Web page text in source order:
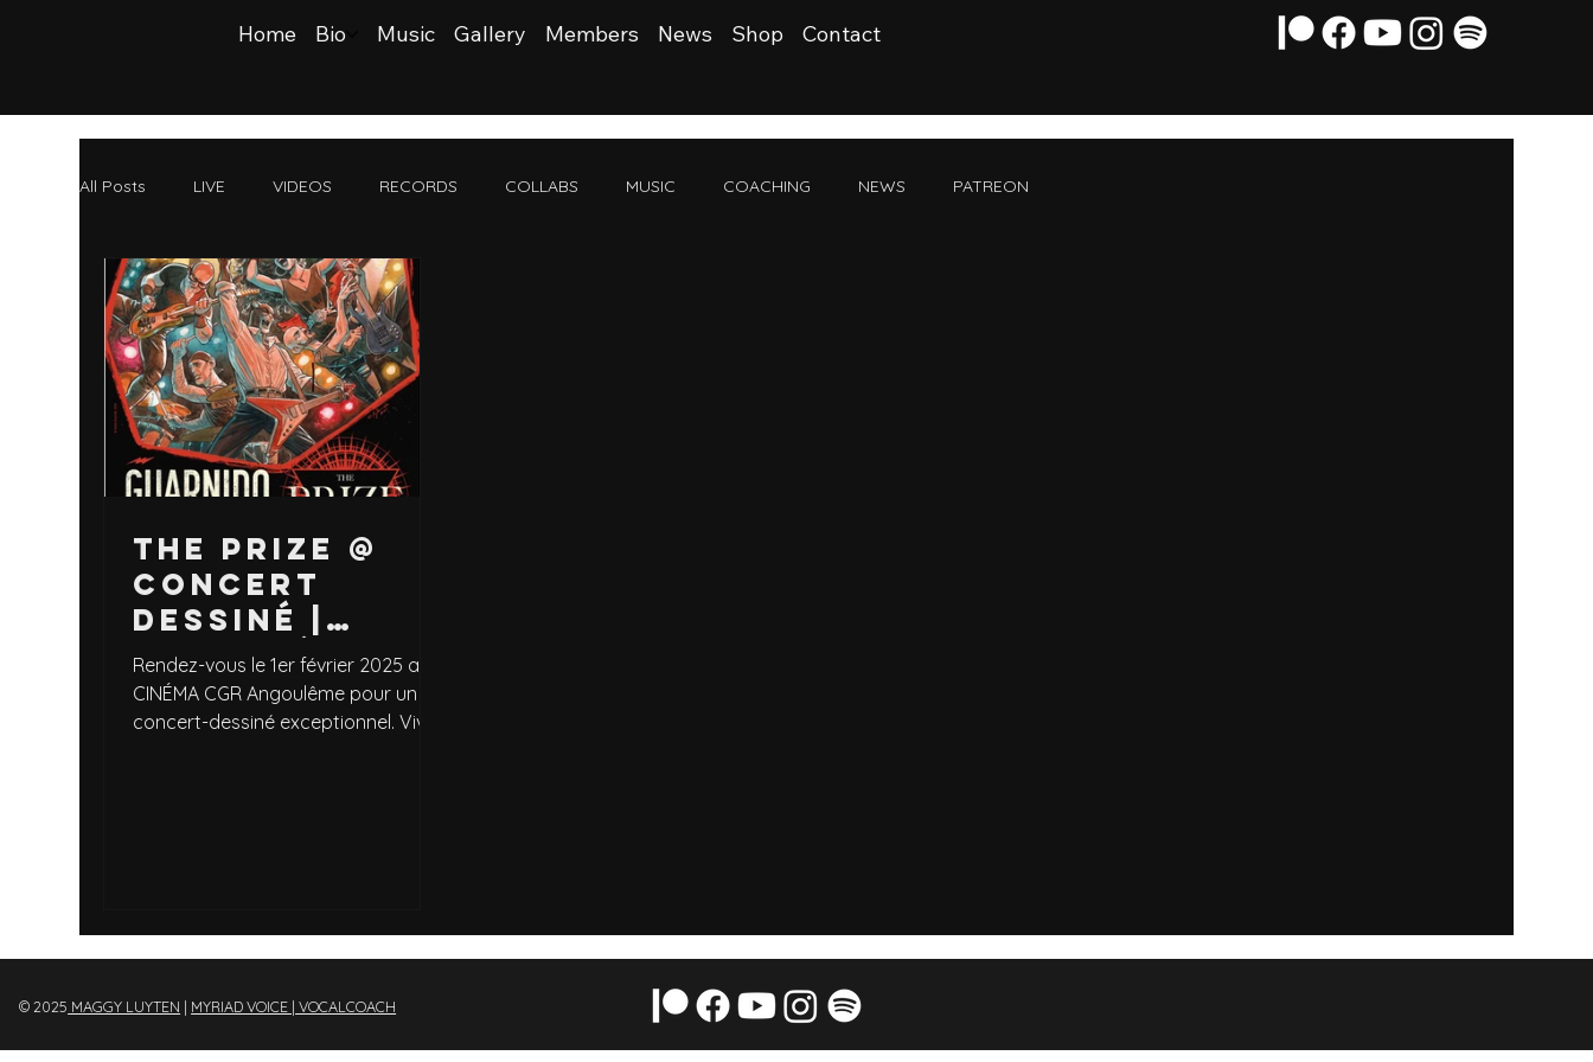
Home Bio Music Gallery Members News Shop Contact
All Posts LIVE VIDEOS RECORDS COLLABS MUSIC COACHING NEWS PATREON
THE PRIZE @
Concert
Dessiné |
Angoulême
(FR)
Rendez-vous le 1er février 2025 au
CINÉMA CGR Angoulême pour un
concert-dessiné exceptionnel. Vivez
© 2025 MAGGY LUYTEN | MYRIAD VOICE | VOCALCOACH